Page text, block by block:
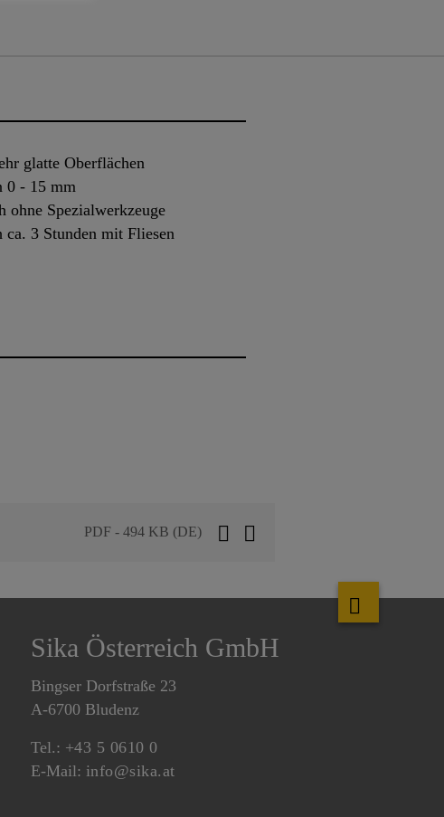
glatte Oberflächen
0 - 15 mm
ohne Spezialwerkzeuge
ca. 3 Stunden mit Fliesen
PDF - 494 KB (DE)
Sika Österreich GmbH
Bingser Dorfstraße 23
A-6700 Bludenz
Tel.: +43 5 0610 0
E-Mail: info@sika.at